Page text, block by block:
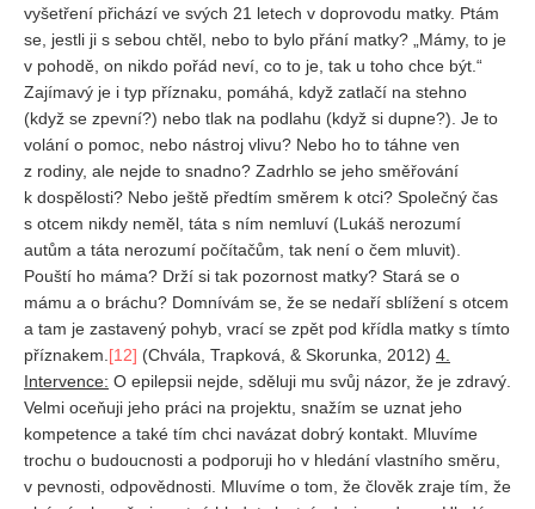
vyšetření přichází ve svých 21 letech v doprovodu matky. Ptám
se, jestli ji s sebou chtěl, nebo to bylo přání matky? „Mámy, to je
v pohodě, on nikdo pořád neví, co to je, tak u toho chce být.“
Zajímavý je i typ příznaku, pomáhá, když zatlačí na stehno
(když se zpevní?) nebo tlak na podlahu (když si dupne?). Je to
volání o pomoc, nebo nástroj vlivu? Nebo ho to táhne ven
z rodiny, ale nejde to snadno? Zadrhlo se jeho směřování
k dospělosti? Nebo ještě předtím směrem k otci? Společný čas
s otcem nikdy neměl, táta s ním nemluví (Lukáš nerozumí
autům a táta nerozumí počítačům, tak není o čem mluvit).
Pouští ho máma? Drží si tak pozornost matky? Stará se o
mámu a o bráchu? Domnívám se, že se nedaří sblížení s otcem
a tam je zastavený pohyb, vrací se zpět pod křídla matky s tímto
příznakem. [12] (Chvála, Trapková, & Skorunka, 2012) 4.
Intervence: O epilepsii nejde, sděluji mu svůj názor, že je zdravý.
Velmi oceňuji jeho práci na projektu, snažím se uznat jeho
kompetence a také tím chci navázat dobrý kontakt. Mluvíme
trochu o budoucnosti a podporuji ho v hledání vlastního směru,
v pevnosti, odpovědnosti. Mluvíme o tom, že člověk zraje tím, že